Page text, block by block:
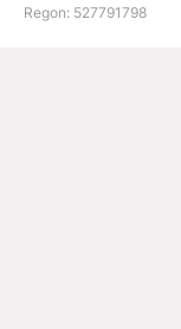
Regon: 527791798